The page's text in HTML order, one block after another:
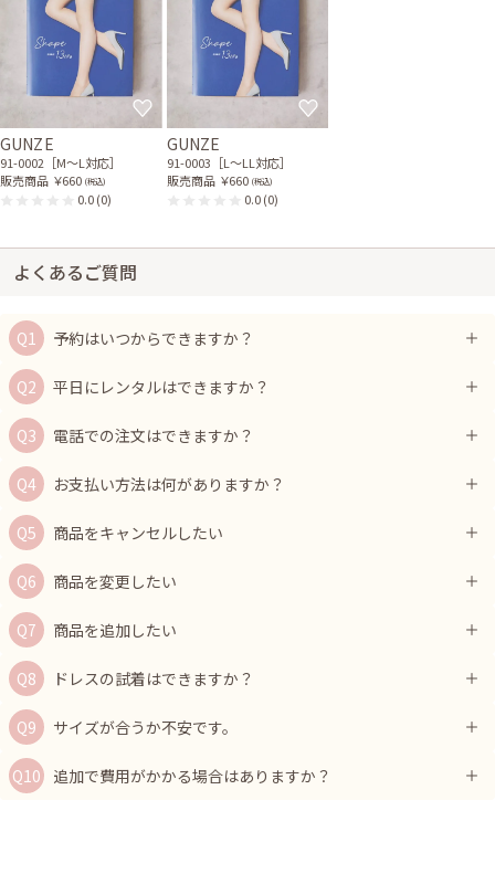
GUNZE
91-0002［M〜L対応］
販売商品 ￥660 (税込)
0.0(0)
GUNZE
91-0003［L〜LL対応］
販売商品 ￥660 (税込)
0.0(0)
よくあるご質問
予約はいつからできますか？
平日にレンタルはできますか？
電話での注文はできますか？
お支払い方法は何がありますか？
商品をキャンセルしたい
商品を変更したい
商品を追加したい
ドレスの試着はできますか？
サイズが合うか不安です。
追加で費用がかかる場合はありますか？